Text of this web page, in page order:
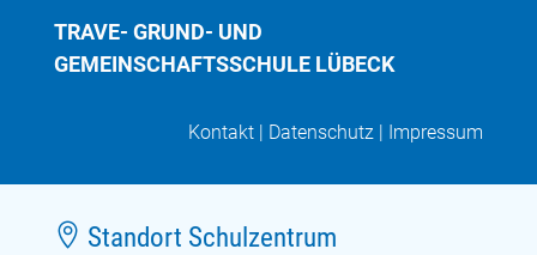
TRAVE- GRUND- UND
GEMEINSCHAFTSSCHULE LÜBECK
Kontakt | Datenschutz | Impressum
 Standort Schulzentrum